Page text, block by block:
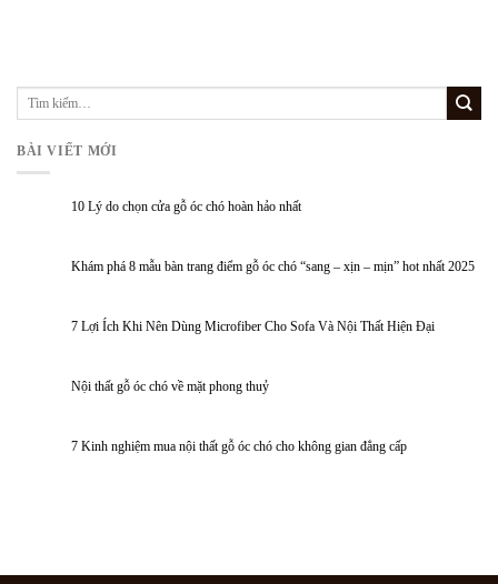
BÀI VIẾT MỚI
10 Lý do chọn cửa gỗ óc chó hoàn hảo nhất
Khám phá 8 mẫu bàn trang điểm gỗ óc chó “sang – xịn – mịn” hot nhất 2025
7 Lợi Ích Khi Nên Dùng Microfiber Cho Sofa Và Nội Thất Hiện Đại
Nội thất gỗ óc chó về mặt phong thuỷ
7 Kinh nghiệm mua nội thất gỗ óc chó cho không gian đẳng cấp